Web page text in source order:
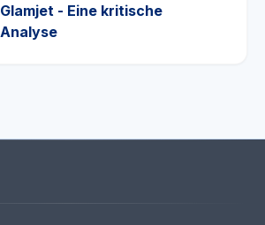
Glamjet - Eine kritische
Analyse